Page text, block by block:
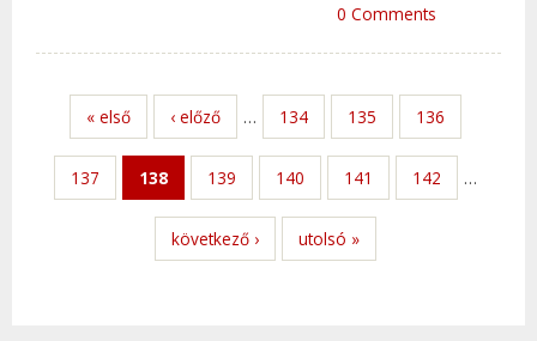
0 Comments
« első ‹ előző … 134 135 136
137 138 139 140 141 142 …
következő › utolsó »